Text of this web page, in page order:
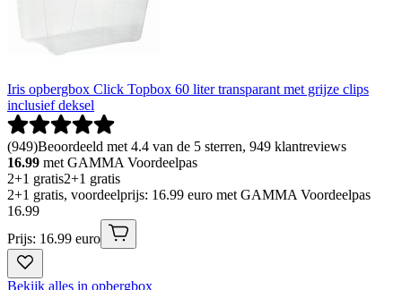
Iris opbergbox Click Topbox 60 liter transparant met grijze clips
inclusief deksel
(949)Beoordeeld met 4.4 van de 5 sterren, 949 klantreviews
16.99 met GAMMA Voordeelpas
2+1 gratis2+1 gratis
2+1 gratis, voordeelprijs: 16.99 euro met GAMMA Voordeelpas
16.99
Prijs: 16.99 euro
Bekijk alles in opbergbox